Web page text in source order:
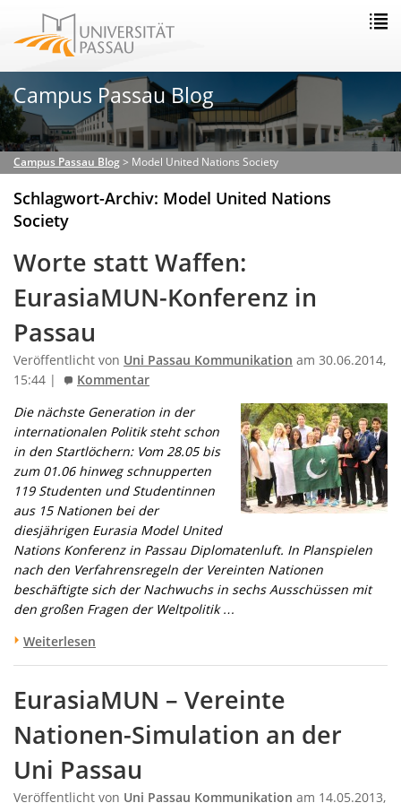
Campus Passau Blog
Campus Passau Blog> Model United Nations Society
Schlagwort-Archiv: Model United Nations
Society
Worte statt Waffen:
EurasiaMUN-Konferenz in
Passau
Veröffentlicht von Uni Passau Kommunikation am 30.06.2014,
15:44 |
Kommentar
Die nächste Generation in der
internationalen Politik steht schon
in den Startlöchern: Vom 28.05 bis
zum 01.06 hinweg schnupperten
119 Studenten und Studentinnen
aus 15 Nationen bei der
diesjährigen Eurasia Model United
Nations Konferenz in Passau Diplomatenluft. In Planspielen
nach den Verfahrensregeln der Vereinten Nationen
beschäftigte sich der Nachwuchs in sechs Ausschüssen mit
den großen Fragen der Weltpolitik …
Weiterlesen
EurasiaMUN – Vereinte
Nationen-Simulation an der
Uni Passau
Veröffentlicht von Uni Passau Kommunikation am 14.05.2013,